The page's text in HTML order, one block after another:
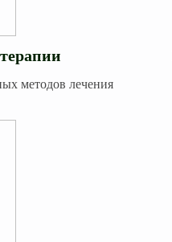
методов лечения